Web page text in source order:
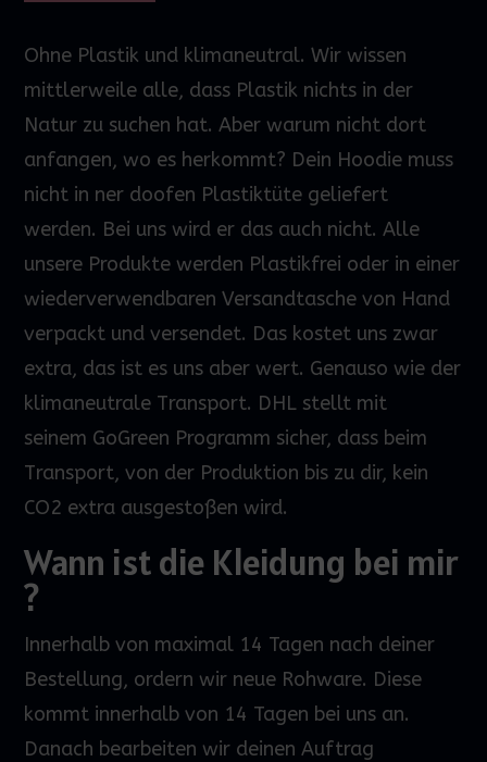
Ohne Plastik und klimaneutral. Wir wissen
mittlerweile alle, dass Plastik nichts in der
Natur zu suchen hat. Aber warum nicht dort
anfangen, wo es herkommt? Dein Hoodie muss
nicht in ner doofen Plastiktüte geliefert
werden. Bei uns wird er das auch nicht. Alle
unsere Produkte werden Plastikfrei oder in einer
wiederverwendbaren Versandtasche von Hand
verpackt und versendet. Das kostet uns zwar
extra, das ist es uns aber wert. Genauso wie der
klimaneutrale Transport. DHL stellt mit
seinem GoGreen Programm sicher, dass beim
Transport, von der Produktion bis zu dir, kein
CO2 extra ausgestoßen wird.
Wann ist die Kleidung bei mir
?
Innerhalb von maximal 14 Tagen nach deiner
Bestellung, ordern wir neue Rohware. Diese
kommt innerhalb von 14 Tagen bei uns an.
Danach bearbeiten wir deinen Auftrag